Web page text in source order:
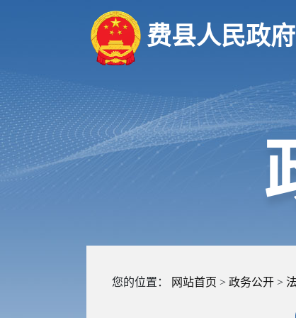
费县人民政府
您的位置： 网站首页 > 政务公开 >